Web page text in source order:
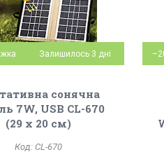
Залишилось 3 дні
сонячна
7W, USB CL-670
(29 х 20 см)
CL-670